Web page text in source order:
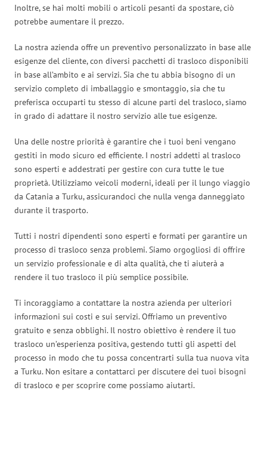
Inoltre, se hai molti mobili o articoli pesanti da spostare, ciò
potrebbe aumentare il prezzo.
La nostra azienda offre un preventivo personalizzato in base alle
esigenze del cliente, con diversi pacchetti di trasloco disponibili
in base all’ambito e ai servizi. Sia che tu abbia bisogno di un
servizio completo di imballaggio e smontaggio, sia che tu
preferisca occuparti tu stesso di alcune parti del trasloco, siamo
in grado di adattare il nostro servizio alle tue esigenze.
Una delle nostre priorità è garantire che i tuoi beni vengano
gestiti in modo sicuro ed efficiente. I nostri addetti al trasloco
sono esperti e addestrati per gestire con cura tutte le tue
proprietà. Utilizziamo veicoli moderni, ideali per il lungo viaggio
da Catania a Turku, assicurandoci che nulla venga danneggiato
durante il trasporto.
Tutti i nostri dipendenti sono esperti e formati per garantire un
processo di trasloco senza problemi. Siamo orgogliosi di offrire
un servizio professionale e di alta qualità, che ti aiuterà a
rendere il tuo trasloco il più semplice possibile.
Ti incoraggiamo a contattare la nostra azienda per ulteriori
informazioni sui costi e sui servizi. Offriamo un preventivo
gratuito e senza obblighi. Il nostro obiettivo è rendere il tuo
trasloco un’esperienza positiva, gestendo tutti gli aspetti del
processo in modo che tu possa concentrarti sulla tua nuova vita
a Turku. Non esitare a contattarci per discutere dei tuoi bisogni
di trasloco e per scoprire come possiamo aiutarti.